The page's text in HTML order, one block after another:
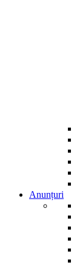
Anunțuri